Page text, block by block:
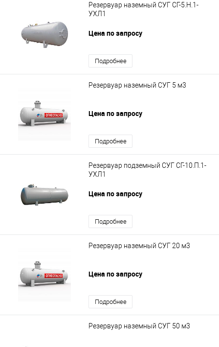
Резервуар наземный СУГ СГ-5.Н.1-
УХЛ1
Цена по запросу
Подробнее
Резервуар наземный СУГ 5 м3
Цена по запросу
Подробнее
Резервуар подземный СУГ СГ-10.П.1-
УХЛ1
Цена по запросу
Подробнее
Резервуар наземный СУГ 20 м3
Цена по запросу
Подробнее
Резервуар наземный СУГ 50 м3